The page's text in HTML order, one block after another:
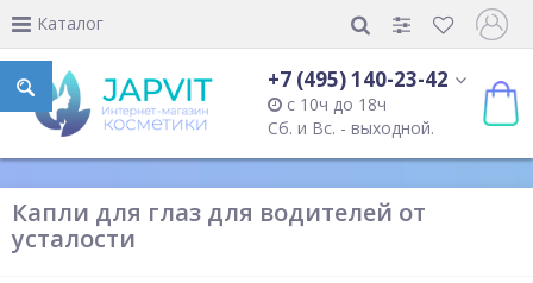
Каталог
+7 (495) 140-23-42
с 10ч до 18ч
Сб. и Вс. - выходной.
Капли для глаз для водителей от
усталости